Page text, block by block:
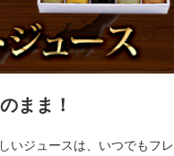
まま！
いジュースは、いつでもフレ